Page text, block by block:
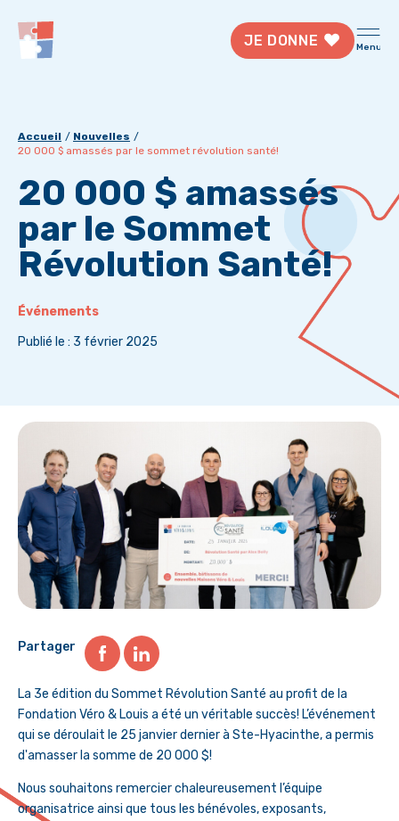
JE DONNE Menu
Accueil
Nouvelles
20 000 $ amassés par le sommet révolution santé!
20 000 $ amassés
par le Sommet
Révolution Santé!
Événements
Publié le : 3 février 2025
Partager
La 3e édition du Sommet Révolution Santé au profit de la
Fondation Véro & Louis a été un véritable succès! L’événement
qui se déroulait le 25 janvier dernier à Ste-Hyacinthe, a permis
d'amasser la somme de 20 000 $!
Nous souhaitons remercier chaleureusement l’équipe
organisatrice ainsi que tous les bénévoles, exposants,